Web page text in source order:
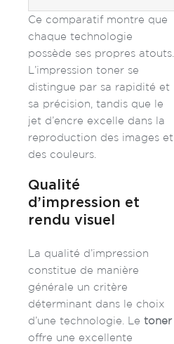
Ce comparatif montre que
chaque technologie
possède ses propres atouts.
L’impression toner se
distingue par sa rapidité et
sa précision, tandis que le
jet d’encre excelle dans la
reproduction des images et
des couleurs.
Qualité
d’impression et
rendu visuel
La qualité d’impression
constitue de manière
générale un critère
déterminant dans le choix
d’une technologie. Le toner
offre une excellente